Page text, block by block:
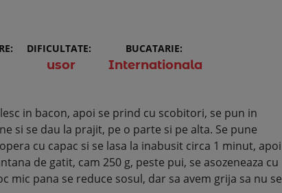
DIFICULTATE:
usor
BUCATARIE:
Internationala
in bacon, apoi se prind cu scobitori, se pun in
si se dau la prajit, pe o parte si pe alta. Se pune
cu capac si se lasa la inabusit circa 1 minut, apoi
de gatit, cam 250 g, peste pui, se asozeneaza cu
mic pana se reduce sosul, dar sa avem grija sa nu se